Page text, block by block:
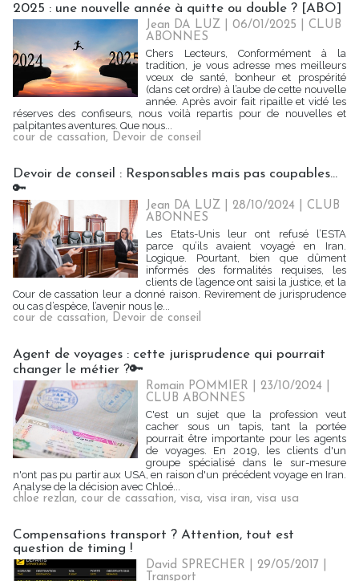
2025 : une nouvelle année à quitte ou double ? [ABO]
Jean DA LUZ | 06/01/2025 |CLUB
ABONNES
Chers Lecteurs, Conformément à la
tradition, je vous adresse mes meilleurs
vœux de santé, bonheur et prospérité
(dans cet ordre) à l’aube de cette nouvelle
année. Après avoir fait ripaille et vidé les
réserves des confiseurs, nous voilà repartis pour de nouvelles et
palpitantes aventures. Que nous...
cour de cassation, Devoir de conseil
Devoir de conseil : Responsables mais pas coupables...
🔑
Jean DA LUZ | 28/10/2024 |CLUB
ABONNES
Les Etats-Unis leur ont refusé l’ESTA
parce qu’ils avaient voyagé en Iran.
Logique. Pourtant, bien que dûment
informés des formalités requises, les
clients de l’agence ont saisi la justice, et la
Cour de cassation leur a donné raison. Revirement de jurisprudence
ou cas d’espèce, l’avenir nous le...
cour de cassation, Devoir de conseil
Agent de voyages : cette jurisprudence qui pourrait
changer le métier ?🔑
Romain POMMIER | 23/10/2024
CLUB ABONNES
C'est un sujet que la profession veut
cacher sous un tapis, tant la portée
pourrait être importante pour les agents
de voyages. En 2019, les clients d'un
groupe spécialisé dans le sur-mesure
n'ont pas pu partir aux USA, en raison d'un précédent voyage en Iran.
Analyse de la décision avec Chloé...
chloe rezlan, cour de cassation, visa, visa iran, visa usa
Compensations transport ? Attention, tout est
question de timing !
David SPRECHER | 29/05/2017
Transport